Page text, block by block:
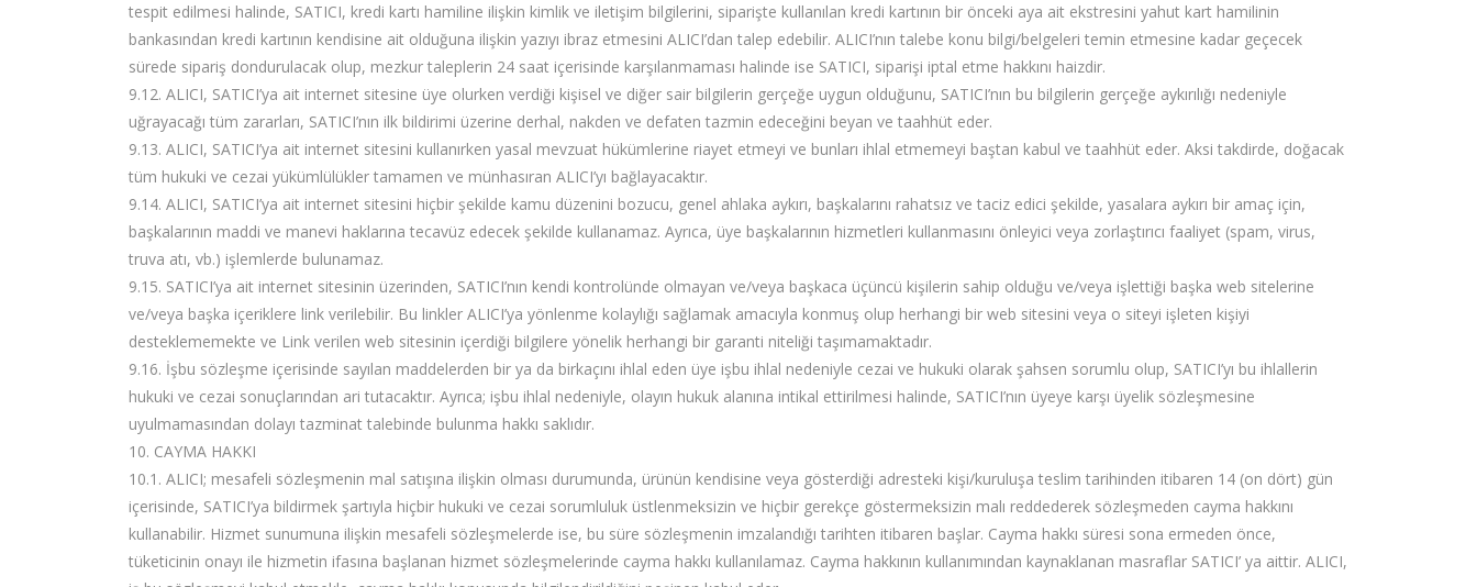
tespit edilmesi halinde, SATICI, kredi kartı hamiline ilişkin kimlik ve iletişim bilgilerini, siparişte kullanılan kredi kartının bir önceki aya ait ekstresini yahut kart hamilinin
bankasından kredi kartının kendisine ait olduğuna ilişkin yazıyı ibraz etmesini ALICI’dan talep edebilir. ALICI’nın talebe konu bilgi/belgeleri temin etmesine kadar geçecek
sürede sipariş dondurulacak olup, mezkur taleplerin 24 saat içerisinde karşılanmaması halinde ise SATICI, siparişi iptal etme hakkını haizdir.
9.12. ALICI, SATICI’ya ait internet sitesine üye olurken verdiği kişisel ve diğer sair bilgilerin gerçeğe uygun olduğunu, SATICI’nın bu bilgilerin gerçeğe aykırılığı nedeniyle
uğrayacağı tüm zararları, SATICI’nın ilk bildirimi üzerine derhal, nakden ve defaten tazmin edeceğini beyan ve taahhüt eder.
9.13. ALICI, SATICI’ya ait internet sitesini kullanırken yasal mevzuat hükümlerine riayet etmeyi ve bunları ihlal etmemeyi baştan kabul ve taahhüt eder. Aksi takdirde, doğacak
tüm hukuki ve cezai yükümlülükler tamamen ve münhasıran ALICI’yı bağlayacaktır.
9.14. ALICI, SATICI’ya ait internet sitesini hiçbir şekilde kamu düzenini bozucu, genel ahlaka aykırı, başkalarını rahatsız ve taciz edici şekilde, yasalara aykırı bir amaç için,
başkalarının maddi ve manevi haklarına tecavüz edecek şekilde kullanamaz. Ayrıca, üye başkalarının hizmetleri kullanmasını önleyici veya zorlaştırıcı faaliyet (spam, virus,
truva atı, vb.) işlemlerde bulunamaz.
9.15. SATICI’ya ait internet sitesinin üzerinden, SATICI’nın kendi kontrolünde olmayan ve/veya başkaca üçüncü kişilerin sahip olduğu ve/veya işlettiği başka web sitelerine
ve/veya başka içeriklere link verilebilir. Bu linkler ALICI’ya yönlenme kolaylığı sağlamak amacıyla konmuş olup herhangi bir web sitesini veya o siteyi işleten kişiyi
desteklememekte ve Link verilen web sitesinin içerdiği bilgilere yönelik herhangi bir garanti niteliği taşımamaktadır.
9.16. İşbu sözleşme içerisinde sayılan maddelerden bir ya da birkaçını ihlal eden üye işbu ihlal nedeniyle cezai ve hukuki olarak şahsen sorumlu olup, SATICI’yı bu ihlallerin
hukuki ve cezai sonuçlarından ari tutacaktır. Ayrıca; işbu ihlal nedeniyle, olayın hukuk alanına intikal ettirilmesi halinde, SATICI’nın üyeye karşı üyelik sözleşmesine
uyulmamasından dolayı tazminat talebinde bulunma hakkı saklıdır.
10. CAYMA HAKKI
10.1. ALICI; mesafeli sözleşmenin mal satışına ilişkin olması durumunda, ürünün kendisine veya gösterdiği adresteki kişi/kuruluşa teslim tarihinden itibaren 14 (on dört) gün
içerisinde, SATICI’ya bildirmek şartıyla hiçbir hukuki ve cezai sorumluluk üstlenmeksizin ve hiçbir gerekçe göstermeksizin malı reddederek sözleşmeden cayma hakkını
kullanabilir. Hizmet sunumuna ilişkin mesafeli sözleşmelerde ise, bu süre sözleşmenin imzalandığı tarihten itibaren başlar. Cayma hakkı süresi sona ermeden önce,
tüketicinin onayı ile hizmetin ifasına başlanan hizmet sözleşmelerinde cayma hakkı kullanılamaz. Cayma hakkının kullanımından kaynaklanan masraflar SATICI’ ya aittir. ALICI,